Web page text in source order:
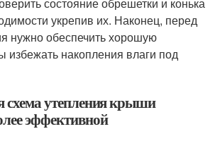
укрепив их. Наконец, перед
нужно обеспечить хорошую
избежать накопления влаги под
схема утепления крыши
эффективной